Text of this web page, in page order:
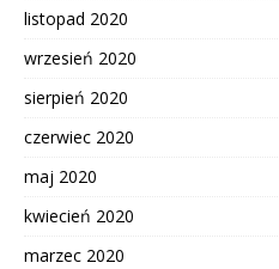
listopad 2020
wrzesień 2020
sierpień 2020
czerwiec 2020
maj 2020
kwiecień 2020
marzec 2020